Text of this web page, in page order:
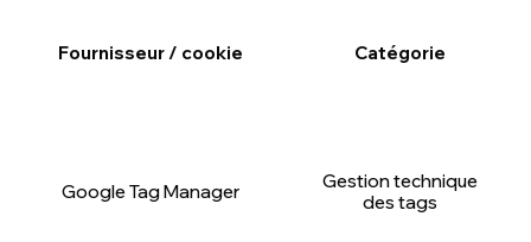
Fournisseur / cookie Catégorie
Google Tag Manager
Gestion technique
des tags